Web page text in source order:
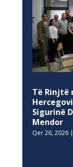
Të Rinjtë
Sigurinë
Mendor
Qer 26, 2026|